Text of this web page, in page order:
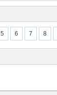
5 6 7 8